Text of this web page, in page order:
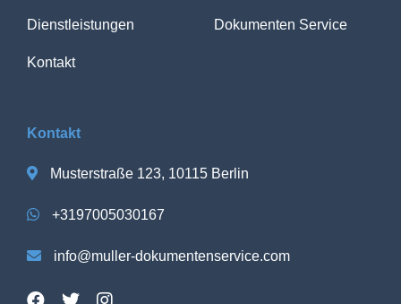
Dienstleistungen
Kontakt
Dokumenten Service
Kontakt
Musterstraße 123, 10115 Berlin
+3197005030167
info@muller-dokumentenservice.com